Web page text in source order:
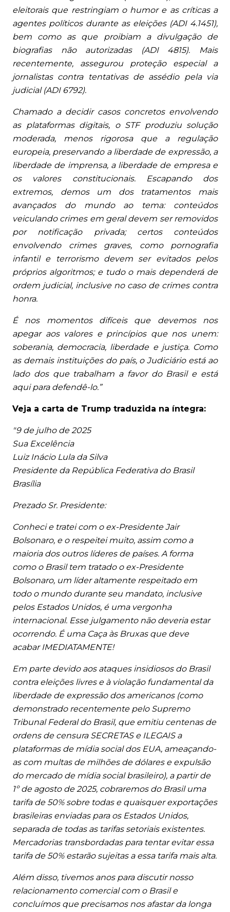
eleitorais que restringiam o humor e as críticas a
agentes políticos durante as eleições (ADI 4.1451),
bem como as que proibiam a divulgação de
biografias não autorizadas (ADI 4815). Mais
recentemente, assegurou proteção especial a
jornalistas contra tentativas de assédio pela via
judicial (ADI 6792).
Chamado a decidir casos concretos envolvendo
as plataformas digitais, o STF produziu solução
moderada, menos rigorosa que a regulação
europeia, preservando a liberdade de expressão, a
liberdade de imprensa, a liberdade de empresa e
os valores constitucionais. Escapando dos
extremos, demos um dos tratamentos mais
avançados do mundo ao tema: conteúdos
veiculando crimes em geral devem ser removidos
por notificação privada; certos conteúdos
envolvendo crimes graves, como pornografia
infantil e terrorismo devem ser evitados pelos
próprios algoritmos; e tudo o mais dependerá de
ordem judicial, inclusive no caso de crimes contra
honra.
É nos momentos difíceis que devemos nos
apegar aos valores e princípios que nos unem:
soberania, democracia, liberdade e justiça. Como
as demais instituições do país, o Judiciário está ao
lado dos que trabalham a favor do Brasil e está
aqui para defendê-lo.”
Veja a carta de Trump traduzida na íntegra:
"9 de julho de 2025
Sua Excelência
Luiz Inácio Lula da Silva
Presidente da República Federativa do Brasil
Brasília
Prezado Sr. Presidente:
Conheci e tratei com o ex-Presidente Jair
Bolsonaro, e o respeitei muito, assim como a
maioria dos outros líderes de países. A forma
como o Brasil tem tratado o ex-Presidente
Bolsonaro, um líder altamente respeitado em
todo o mundo durante seu mandato, inclusive
pelos Estados Unidos, é uma vergonha
internacional. Esse julgamento não deveria estar
ocorrendo. É uma Caça às Bruxas que deve
acabar IMEDIATAMENTE!
Em parte devido aos ataques insidiosos do Brasil
contra eleições livres e à violação fundamental da
liberdade de expressão dos americanos (como
demonstrado recentemente pelo Supremo
Tribunal Federal do Brasil, que emitiu centenas de
ordens de censura SECRETAS e ILEGAIS a
plataformas de mídia social dos EUA, ameaçando-
as com multas de milhões de dólares e expulsão
do mercado de mídia social brasileiro), a partir de
1º de agosto de 2025, cobraremos do Brasil uma
tarifa de 50% sobre todas e quaisquer exportações
brasileiras enviadas para os Estados Unidos,
separada de todas as tarifas setoriais existentes.
Mercadorias transbordadas para tentar evitar essa
tarifa de 50% estarão sujeitas a essa tarifa mais alta.
Além disso, tivemos anos para discutir nosso
relacionamento comercial com o Brasil e
concluímos que precisamos nos afastar da longa